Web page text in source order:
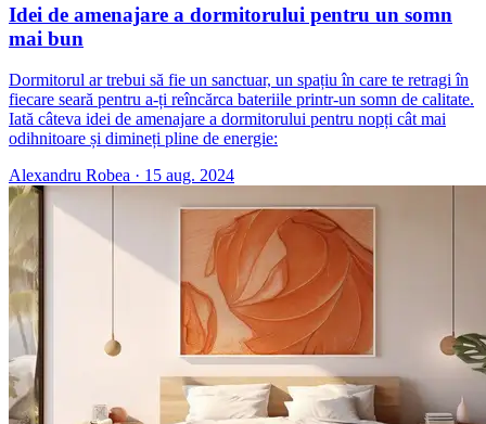
Idei de amenajare a dormitorului pentru un somn
mai bun
Dormitorul ar trebui să fie un sanctuar, un spațiu în care te retragi în
fiecare seară pentru a-ți reîncărca bateriile printr-un somn de calitate.
Iată câteva idei de amenajare a dormitorului pentru nopți cât mai
odihnitoare și dimineți pline de energie:
Alexandru Robea · 15 aug. 2024